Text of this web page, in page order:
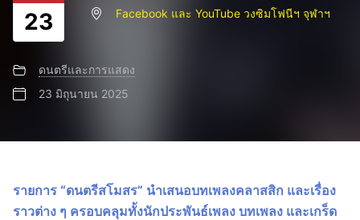
23
Facebook และ YouTube วงซิมโฟนีฯ จุฬาฯ
ดนตรีและการแสดง
23 มิถุนายน 2025
รายการ “ดนตรีสโมสร” นำเสนอบทเพลงคลาสสิก และเรื่อง
ราวต่าง ๆ ครอบคลุมทั้งนักประพันธ์เพลง บทเพลง และเกร็ด